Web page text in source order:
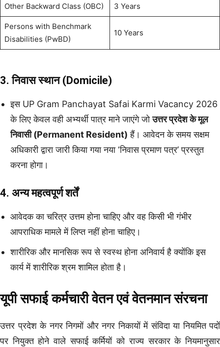
Other Backward Class (OBC) 3 Years
Persons with Benchmark
Disabilities (PwBD)
10 Years
3. निवास स्थान (Domicile)
इस UP Gram Panchayat Safai Karmi Vacancy 2026
के लिए केवल वही अभ्यर्थी पात्र माने जाएंगे जोउत्तर प्रदेश के मूल
निवासी (Permanent Resident) हैं। आवेदन के समय सक्षम
अधिकारी द्वारा जारी किया गया नया ‘निवास प्रमाण पत्र’ प्रस्तुत
करना होगा।
4. अन्य महत्वपूर्ण शर्तें
आवेदक का चरित्र उत्तम होना चाहिए और वह किसी भी गंभीर
आपराधिक मामले में लिप्त नहीं होना चाहिए।
शारीरिक और मानसिक रूप से स्वस्थ होना अनिवार्य है क्योंकि इस
कार्य में शारीरिक श्रम शामिल होता है।
यूपी सफाई कर्मचारी वेतन एवं वेतनमान संरचना
उत्तर प्रदेश के नगर निगमों और नगर निकायों में संविदा या नियमित पदों
पर नियुक्त होने वाले सफाई कर्मियों को राज्य सरकार के नियमानुसार